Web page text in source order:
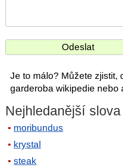
Je to málo? Můžete zjistit,
garderoba wikipedie nebo
Nejhledanější slova
moribundus
krystal
steak